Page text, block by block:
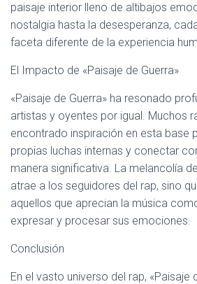
paisaje interior lleno de altibajos
nostalgia hasta la desesperanza,
faceta diferente de la experiencia
El Impacto de «Paisaje de Guerra»
«Paisaje de Guerra» ha resonado
artistas y oyentes por igual. Muchos
encontrado inspiración en esta base
propias luchas internas y conectar
manera significativa. La melancolía
atrae a los seguidores del rap, sino
aquellos que aprecian la música
expresar y procesar sus emociones.
Conclusión
En el vasto universo del rap, «Paisaje